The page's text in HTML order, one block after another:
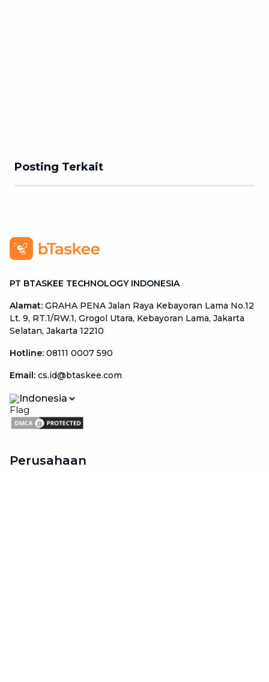
Posting Terkait
PT BTASKEE TECHNOLOGY INDONESIA
Alamat: GRAHA PENA Jalan Raya Kebayoran Lama No.12
Lt. 9, RT.1/RW.1, Grogol Utara, Kebayoran Lama, Jakarta
Selatan, Jakarta 12210
Hotline: 08111 0007 590
Email: cs.id@btaskee.com
Indonesia
Perusahaan